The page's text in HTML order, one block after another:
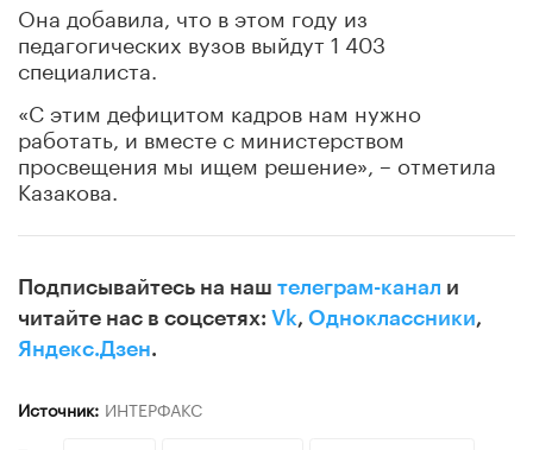
Она добавила, что в этом году из
педагогических вузов выйдут 1 403
специалиста.
«С этим дефицитом кадров нам нужно
работать, и вместе с министерством
просвещения мы ищем решение», – отметила
Казакова.
Подписывайтесь на наш телеграм-канал и
читайте нас в соцсетях: Vk, Одноклассники,
Яндекс.Дзен.
Источник: ИНТЕРФАКС